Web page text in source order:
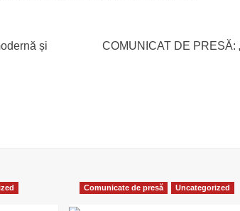
și
COMUNICAT DE PRESĂ:
Comunicate de presă Uncategorized